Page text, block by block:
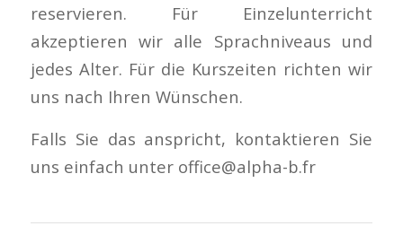
reservieren. Für Einzelunterricht
akzeptieren wir alle Sprachniveaus und
jedes Alter. Für die Kurszeiten richten wir
uns nach Ihren Wünschen.
Falls Sie das anspricht, kontaktieren Sie
uns einfach unter office@alpha-b.fr